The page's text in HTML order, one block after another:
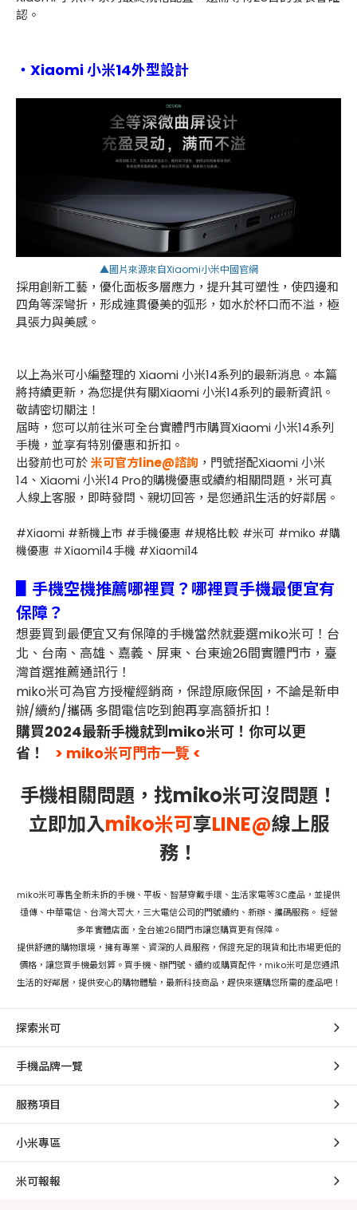
認。
・Xiaomi 小米14外型設計
▲圖片來源來自Xiaomi小米中國官網
採用創新工藝，優化面板多層應力，提升其可塑性，使四邊和
四角等深彎折，形成連貫優美的弧形，如水於杯口而不溢，極
具張力與美感。
以上為米可小編整理的 Xiaomi 小米14系列的最新消息。本篇
將持續更新，為您提供有關Xiaomi 小米14系列的最新資訊。
敬請密切關注！
屆時，您可以前往米可全台實體門市購買Xiaomi 小米14系列
手機，並享有特別優惠和折扣。
出發前也可於米可官方line@諮詢 ，門號搭配Xiaomi 小米
14、Xiaomi 小米14 Pro的購機優惠或續約相關問題，米可真
人線上客服，即時發問、親切回答，是您通訊生活的好鄰居。
#Xiaomi #新機上市 #手機優惠 #規格比較 #米可 #miko #購
機優惠 ＃Xiaomi14手機 #Xiaomi14
▋手機空機推薦哪裡買？哪裡買手機最便宜有
保障？
想要買到最便宜又有保障的手機當然就要選miko米可！台
北、台南、高雄、嘉義、屏東、台東逾26間實體門市，臺
灣首選推薦通訊行！
miko米可為官方授權經銷商，保證原廠保固，不論是新申
辦/續約/攜碼 多間電信吃到飽再享高額折扣！
購買2024最新手機就到miko米可！你可以更
省！
> miko米可門市一覽 <
手機相關問題，找miko米可沒問題！
立即加入miko米可享LINE@線上服
務！
miko米可專售全新未拆的手機、平板、智慧穿戴手環、生活家電等3C產品，並提供
遠傳、中華電信、台灣大哥大，三大電信公司的門號續約、新辦、攜碼服務。 經營
多年實體店面，全台逾26間門市讓您購買更有保障。
提供舒適的購物環境，擁有專業、資深的人員服務，保證充足的現貨和比市場更低的
價格，讓您買手機最划算。買手機、辦門號、續約或購買配件，miko米可是您通訊
生活的好鄰居，提供安心的購物體驗，最新科技商品，趕快來選購您所需的產品吧！
探索米可
手機品牌一覽
服務項目
小米專區
米可報報